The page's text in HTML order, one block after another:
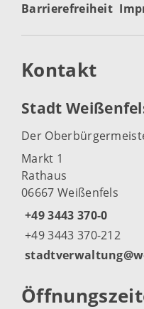
Barrierefreiheit
Kontakt
Stadt
Der
Markt 1
Rathaus
06667 Weißenfels
+49 3443 370-0
+49 3443 370-212